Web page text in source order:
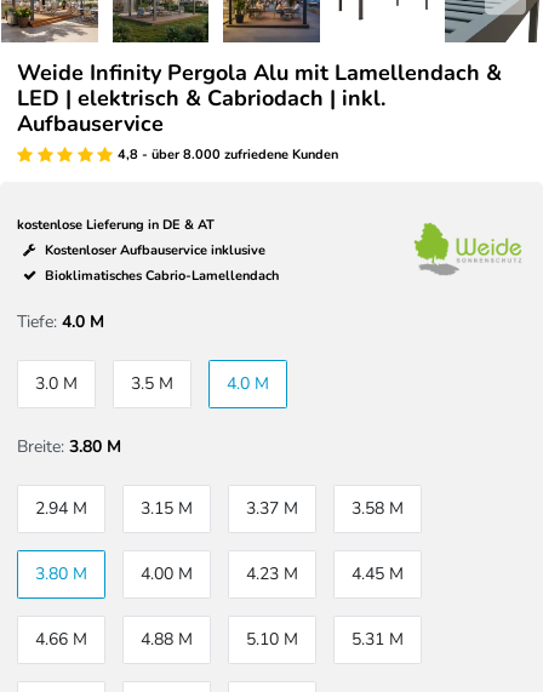
Weide Infinity Pergola Alu mit Lamellendach &
LED | elektrisch & Cabriodach | inkl.
Aufbauservice
4,8 - über 8.000 zufriedene Kunden
kostenlose Lieferung in DE & AT
Kostenloser Aufbauservice inklusive
Bioklimatisches Cabrio-Lamellendach
Tiefe: 4.0 M
3.0 M 3.5 M 4.0 M
Breite: 3.80 M
2.94 M 3.15 M 3.37 M 3.58 M
3.80 M 4.00 M 4.23 M 4.45 M
4.66 M 4.88 M 5.10 M 5.31 M